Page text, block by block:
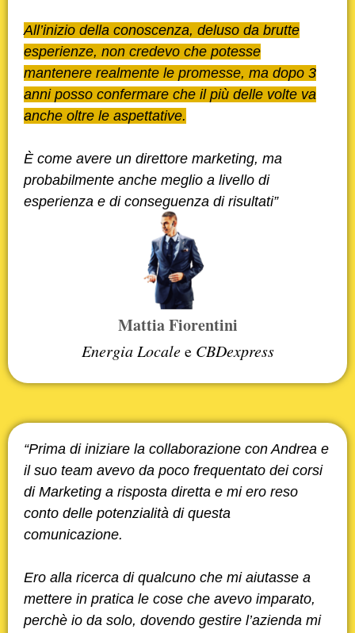
All’inizio della conoscenza, deluso da brutte
esperienze, non credevo che potesse
mantenere realmente le promesse, ma dopo 3
anni posso confermare che il più delle volte va
anche oltre le aspettative.
È come avere un direttore marketing, ma
probabilmente anche meglio a livello di
esperienza e di conseguenza di risultati”
Mattia Fiorentini
Energia Localee CBDexpress
“Prima di iniziare la collaborazione con Andrea e
il suo team avevo da poco frequentato dei corsi
di Marketing a risposta diretta e mi ero reso
conto delle potenzialità di questa
comunicazione.
Ero alla ricerca di qualcuno che mi aiutasse a
mettere in pratica le cose che avevo imparato,
perchè io da solo, dovendo gestire l’azienda mi